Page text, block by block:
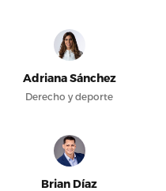
Adriana Sánchez
Derecho y deporte
Brian Díaz